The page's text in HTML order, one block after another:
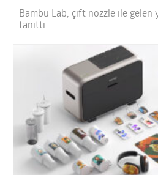
Bambu Lab, çift nozzle ile gelen
tanıttı